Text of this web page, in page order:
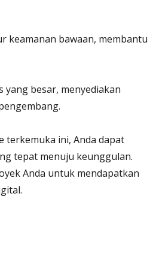
keamanan bawaan, membantu
besar, menyediakan
terkemuka ini, Anda dapat
tepat menuju keunggulan.
Anda untuk mendapatkan